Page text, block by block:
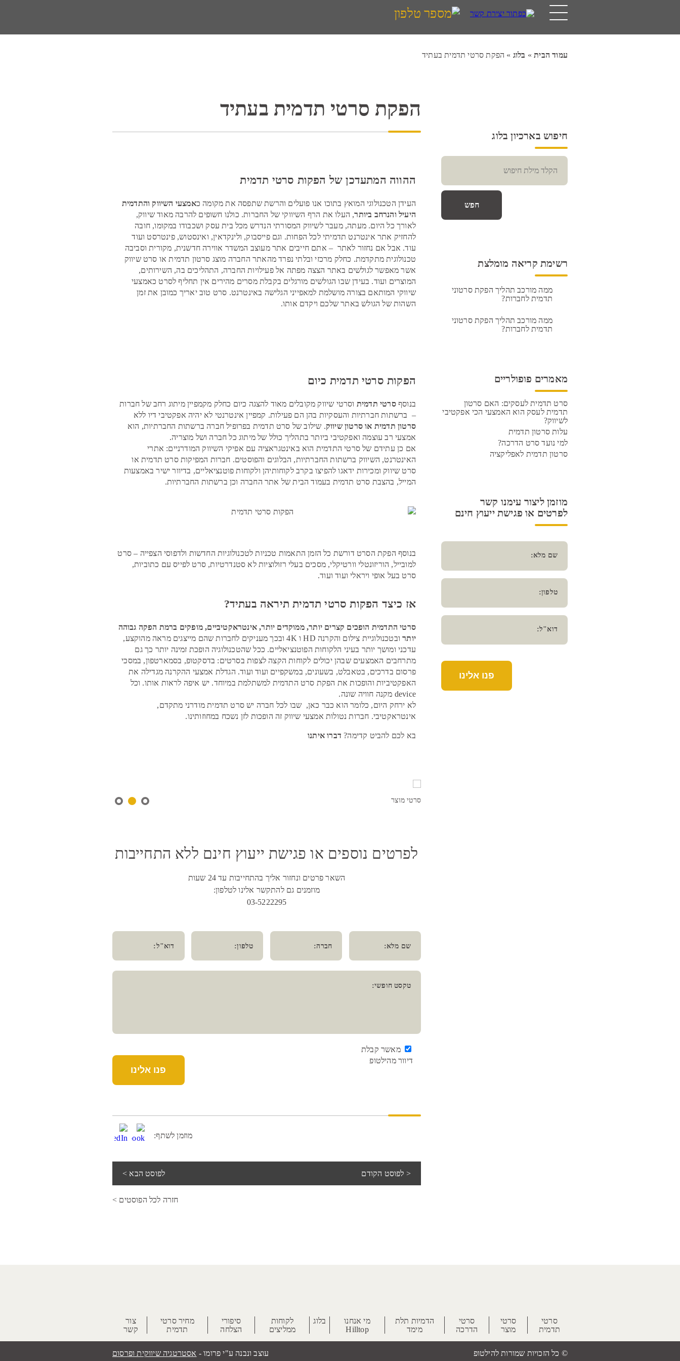
עמוד הבית» בלוג » הפקת סרטי תדמית בעתיד
חיפוש בארכיון בלוג
רשימת קריאה מומלצת
ממה מורכב תהליך הפקת סרטוני
תדמית לחברות?
ממה מורכב תהליך הפקת סרטוני
תדמית לחברות?
מאמרים פופולריים
סרט תדמית לעסקים: האם סרטון
תדמית לעסק הוא האמצעי הכי אפקטיבי
לשיווק?
עלות סרטון תדמית
למי נועד סרט הדרכה?
סרטון תדמית לאפליקציה
מוזמן ליצור עימנו קשר
לפרטים או פגישת ייעוץ חינם
שם מלא:
טלפון:
דוא"ל:
פנו אלינו
הפקת סרטי תדמית בעתיד
ההווה המתעדכן של הפקות סרטי תדמית
העידן הטכנולוגי המואץ בתוכו אנו פועלים והרשת שתפסה את מקומה כאמצעי השיווק והתדמית
היעיל והנרחב ביותר, העלו את הרף השיווקי של החברות. כולנו חשופים להרבה מאוד שיווק,
לאורך כל היום. מעתה, מעבר לשיווק המסורתי הנדרש מכל בית עסק ושכבודו במקומו, חובה
להחזיק אתר אינטרנט תדמיתי לכל הפחות. וגם פייסבוק, ולינקדאין, ואינסטוש, פינטרסט ועוד
עוד. אבל אם נחזור לאתר – אתם חייבים אתר מעוצב המשדר אווירה חדשנית, מקורית וסביבה
טכנולוגית מתקדמת. כחלק מרכזי ובלתי נפרד מהאתר החברה מוצג סרטון תדמית או סרט שיווק
אשר מאפשר לגולשים באתר הצצה מפתה אל פעילויות החברה, התהליכים בה, השירותים,
המוצרים ועוד. בעידן שבו הגולשים מורגלים בקבלת מסרים מהירים אין תחליף לסרט כאמצעי
שיווקי המותאם בצורה מושלמת למאפייני הגלישה באינטרנט. סרט טוב יאריך כמובן את זמן
השהות של הגולש באתר שלכם ויקדם אותו.
הפקות סרטי תדמית כיום
בנוסףסרטי תדמית וסרטי שיווק מקובלים מאוד להצגה כיום כחלק מקמפיין מיתוג רחב של חברות
– ברשתות חברתיות והעסקיות בהן הם פעילות. קמפיין אינטרנטי לא יהיה אפקטיבי דיו ללא
סרטון תדמית או סרטון שיווק. שילוב של סרט תדמית בפרופיל חברה ברשתות החברתיות, הוא
אמצעי רב עוצמה ואפקטיבי ביותר בתהליך כולל של מיתוג כל חברה ושל מוצריה.
אם כן עתידם של סרטי התדמית הוא באינטגראציה עם אפיקי השיווק המודרניים: אתרי
האינטרנט, השיווק ברשתות החברתיות, הבלוגים והפוסטים. חברות המפיקות סרט תדמית או
סרט שיווק ומכירות ידאגו להפיצו בקרב לקוחותיהן ולקוחות פוטנציאליים, בדיוור ישיר באמצעות
המייל, בהצבת סרט תדמית בעמוד הבית של אתר החברה וכן ברשתות החברתיות.
בנוסף הפקת הסרט דורשת כל הזמן התאמות טכניות לטכנולוגיות החדשות ולדפוסי הצפייה – סרט
למובייל, הוריזונטלי וורטיקלי, מסכים בעלי רזולוציות לא סטנדרטיות, סרט לפייס עם כתוביות,
סרט בעל אופי ויראלי ועוד ועוד.
אז כיצד הפקות סרטי תדמית תיראה בעתיד?
סרטי התדמית הופכים קצרים יותר, ממוקדים יותר, אינטראקטיביים, מופקים ברמת הפקה גבוהה
יותר
ובטכנולוגיית צילום והקרנה HD ו 4K ובכך מעניקים לחברות שהם מייצגים מראה מהוקצע,
עדכני ומושך יותר בעיני הלקוחות הפוטנציאליים. ככל שהטכנולוגיה הופכת זמינה יותר כך גם
מתרחבים האמצעים שבהן יכולים לקוחות הקצה לצפות בסרטים: בדסקטופ, בסמארטפון, במסכי
פרסום בדרכים, בטאבלט, בשעונים, במשקפיים ועוד ועוד. הגדלת אמצעי ההקרנה מגדילה את
האפקטיביות והופכות את הפקת סרט התדמית למשתלמת במיוחד. יש איפה לראות אותו. וכל
device מקנה חוויה שונה.
לא ירחק היום, כלומר הוא כבר כאן, שבו לכל חברה יש סרט תדמית מודרני מתקדם,
אינטראקטיבי. חברות נטולות אמצעי שיווק זה הופכות לזן נשכח במחוזותינו.
בא לכם להביט קדימה? דברו איתנו
סרטי מוצר
לפרטים נוספים או פגישת ייעוץ חינם ללא התחייבות
השאר פרטים ונחזור אליך בהתחייבות עד 24 שעות
מוזמנים גם להתקשר אלינו לטלפון:
03-5222295
שם מלא: חברה: טלפון: דוא"ל:
טקסט חופשי:
מאשר קבלת
דיוור מהילטופ
פנו אלינו
מוזמן לשתף:
< לפוסט הקודם לפוסט הבא >
חזרה לכל הפוסטים >
סרטי
תדמית
סרטי
מוצר
סרטי
הדרכה
הדמיות תלת
מימד
מי אנחנו
Hilltop
בלוג
לקוחות
ממליצים
סיפורי
הצלחה
מחיר סרטי
תדמית
צור
קשר
© כל הזכויות שמורות להילטופ עוצב ונבנה ע"י פרומו - אסטרטגיה שיווקית ופרסום